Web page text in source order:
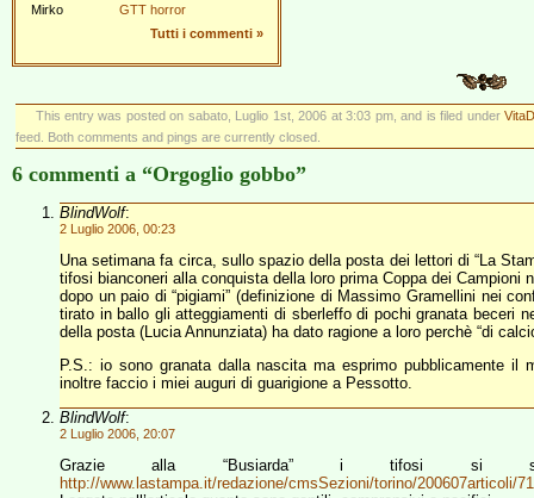
Mirko
GTT horror
Tutti i commenti »
This entry was posted on sabato, Luglio 1st, 2006 at 3:03 pm, and is filed under
feed. Both comments and pings are currently closed.
6 commenti a “Orgoglio gobbo”
BlindWolf:
2 Luglio 2006, 00:23
Una setimana fa circa, sullo spazio della posta dei lettori di “La
tifosi bianconeri alla conquista della loro prima Coppa dei
dopo un paio di “pigiami” (definizione di Massimo Gramellini nei
tirato in ballo gli atteggiamenti di sberleffo di pochi granata beceri
della posta (Lucia Annunziata) ha dato ragione a loro perchè “di
P.S.: io sono granata dalla nascita ma esprimo pubblicamente il
inoltre faccio i miei auguri di guarigione a Pessotto.
BlindWolf:
2 Luglio 2006, 20:07
Grazie alla “Busiarda” i tifosi si
http://www.lastampa.it/redazione/cmsSezioni/torino/200607articoli/